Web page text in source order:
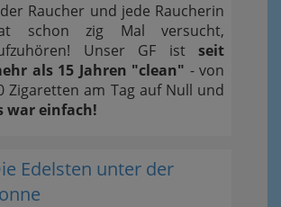
Raucher und jede Raucherin
schon zig Mal versucht,
Unser GF ist seit
als 15 Jahren "clean" - von
Zigaretten am Tag auf Null und
war einfach!
Edelsten unter der